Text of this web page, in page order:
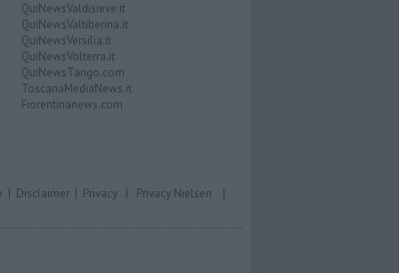
QuiNewsValdisieve.it
QuiNewsValtiberina.it
QuiNewsVersilia.it
QuiNewsVolterra.it
QuiNewsTango.com
ToscanaMediaNews.it
Fiorentinanews.com
| Disclaimer | Privacy | Privacy Nielsen |